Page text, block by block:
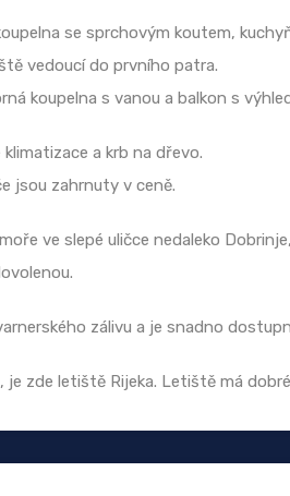
se sprchovým koutem,
vedoucí do prvního patra.
koupelna s vanou a balkon s
a krb na dřevo.
jsou zahrnuty v ceně.
ve slepé uličce nedaleko
zálivu a je snadno
zde letiště Rijeka. Letiště má